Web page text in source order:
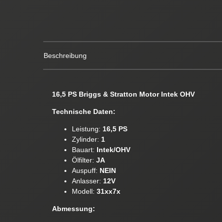
Beschreibung
16,5 PS Briggs & Stratton Motor Intek OHV
Technische Daten:
Leistung: 16,5 PS
Zylinder: 1
Bauart: Intek/OHV
Ölfilter: JA
Auspuff: NEIN
Anlasser: 12V
Modell: 31xx7x
Abmessung: